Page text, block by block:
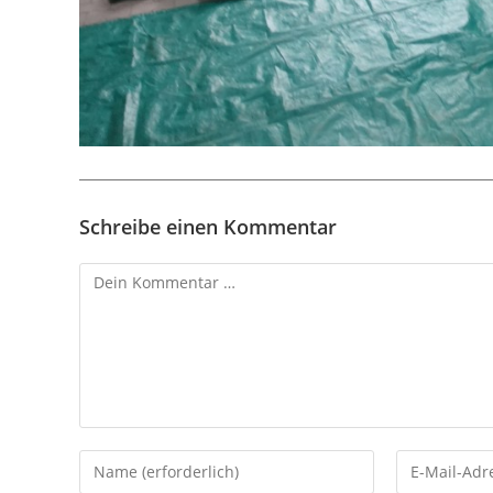
Schreibe einen Kommentar
Kommentar
Gib
Gib